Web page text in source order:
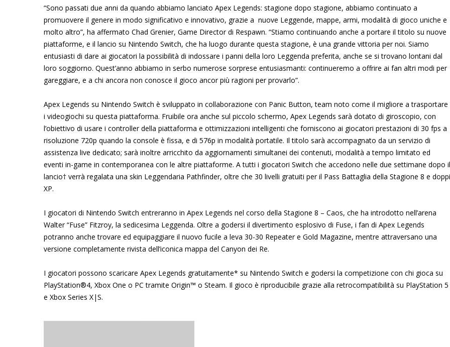
“Sono passati due anni da quando abbiamo lanciato Apex Legends: stagione dopo stagione, abbiamo continuato a
promuovere il genere in modo significativo e innovativo, grazie a nuove Leggende, mappe, armi, modalità di gioco uniche e
molto altro”, ha affermato Chad Grenier, Game Director di Respawn. “Stiamo continuando anche a portare il titolo su nuove
piattaforme, e il lancio su Nintendo Switch, che ha luogo durante questa stagione, è una grande vittoria per noi. Siamo
entusiasti di dare ai giocatori la possibilità di indossare i panni della loro Leggenda preferita, anche se si trovano lontani dal
loro soggiorno. Quest’anno abbiamo in serbo numerose sorprese entusiasmanti: continueremo a offrire ai fan altri modi per
gareggiare, e a chi ancora non conosce il gioco ancor più ragioni per provarlo”.
Apex Legends su Nintendo Switch è sviluppato in collaborazione con Panic Button, team noto come il migliore a trasportare
i videogiochi su questa piattaforma. Fruibile ora anche sul piccolo schermo, Apex Legends sarà dotato di giroscopio, con
l’obiettivo di usare i controller della piattaforma e ottimizzazioni intelligenti che forniscono ai giocatori prestazioni di 30 fps a
risoluzione 720p quando la console è fissa, e di 576p in modalità portatile. Il titolo sarà accompagnato da un servizio di
assistenza live dedicato; sarà inoltre arricchito da aggiornamenti simultanei dei contenuti, modalità a tempo limitato ed
eventi in-game in contemporanea con le altre piattaforme. A tutti i giocatori Switch che accedono nelle due settimane dopo il
lancio† verrà regalata una skin Leggendaria Pathfinder, oltre che 30 livelli gratuiti per il Pass Battaglia della Stagione 8 e doppi
XP.
I giocatori di Nintendo Switch entreranno in Apex Legends nel corso della Stagione 8 – Caos, che ha introdotto nell’arena
Walter “Fuse” Fitzroy, la sedicesima Leggenda. Oltre a godersi il divertimento esplosivo di Fuse, i fan di Apex Legends
potranno anche trovare ed equipaggiare il nuovo fucile a leva 30-30 Repeater e Gold Magazine, mentre attraversano una
versione completamente rivista dell’iconica mappa del Canyon dei Re.
I giocatori possono scaricare Apex Legends gratuitamente* su Nintendo Switch e godersi la competizione con chi gioca su
PlayStation®4, Xbox One o PC tramite Origin™ o Steam. Il gioco è riproducibile grazie alla retrocompatibilità su PlayStation 5
e Xbox Series X|S.